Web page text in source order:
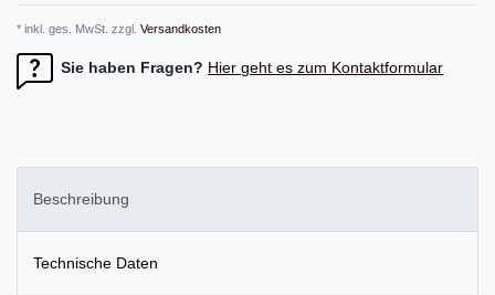
* inkl. ges. MwSt. zzgl. Versandkosten
Sie haben Fragen? Hier geht es zum Kontaktformular
Beschreibung
Technische Daten